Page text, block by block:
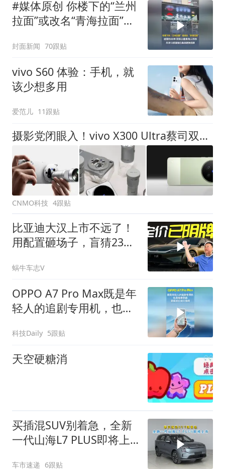
#媒体原创 你楼下的“兰州
拉面”或改名“青海拉面”，
海人开的，天津72家面馆
已集体更换招牌
封面新闻 70跟贴
vivo S60 体验：手机，就
该少想多用
爱范儿 11跟贴
摄影党闭眼入！vivo X300 Ultra蔡司双2亿独一份
CNMO科技 4跟贴
比亚迪大汉上市不远了！
用配置砸场子，盲猜23万
蜗牛车志V
OPPO A7 Pro Max既是年
轻人的追剧专用机，也是
母用
科技Daily 5跟贴
天空硬糖消
买插混SUV别着急，全新
一代山海L7 PLUS即将上
车市速递 6跟贴